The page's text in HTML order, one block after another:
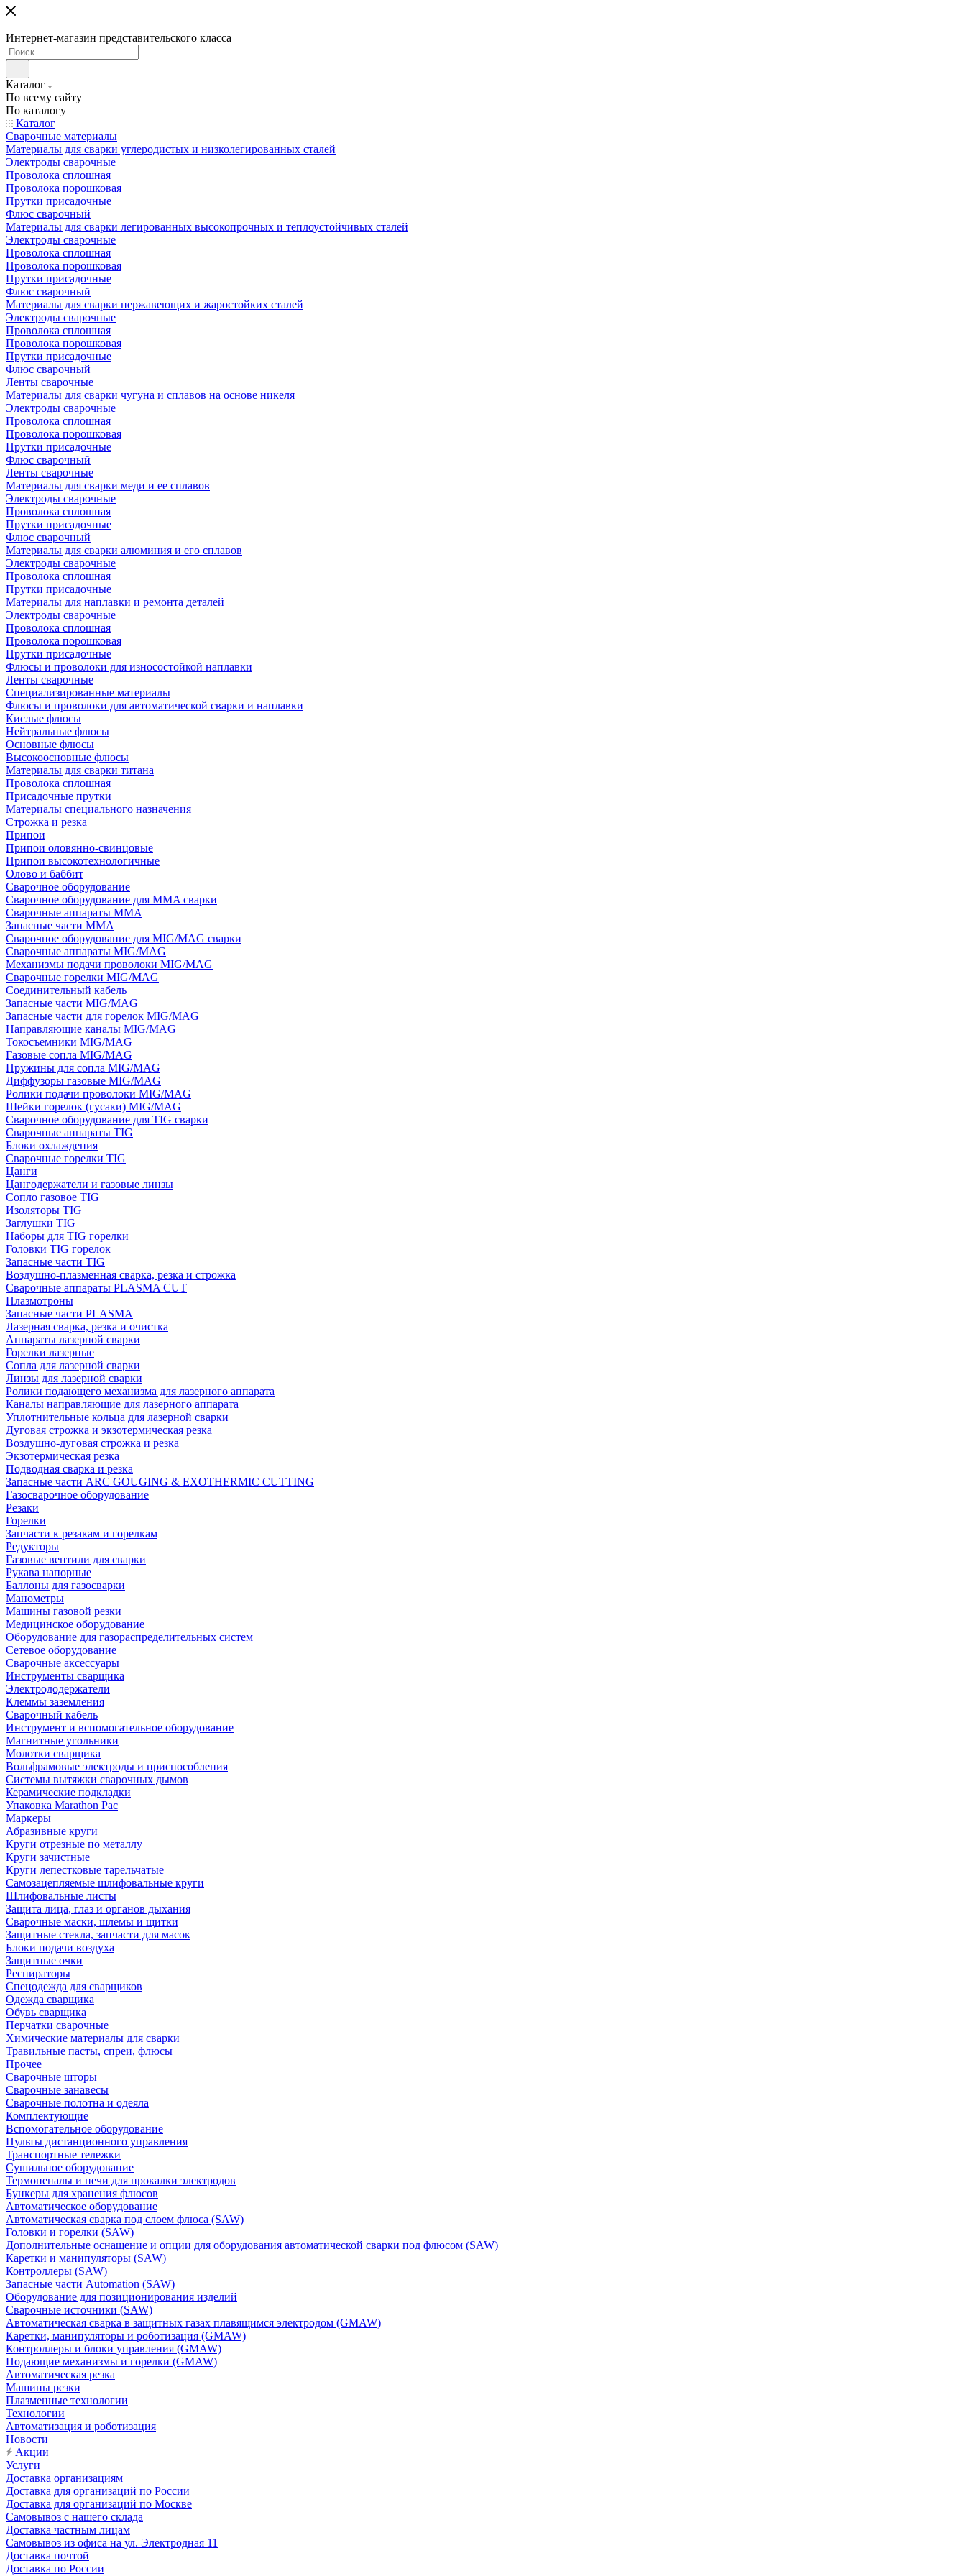
Интернет-магазин представительского класса
Каталог
По всему сайту
По каталогу
Каталог
Сварочные материалы
Материалы для сварки углеродистых и низколегированных сталей
Электроды сварочные
Проволока сплошная
Проволока порошковая
Прутки присадочные
Флюс сварочный
Материалы для сварки легированных высокопрочных и теплоустойчивых сталей
Электроды сварочные
Проволока сплошная
Проволока порошковая
Прутки присадочные
Флюс сварочный
Материалы для сварки нержавеющих и жаростойких сталей
Электроды сварочные
Проволока сплошная
Проволока порошковая
Прутки присадочные
Флюс сварочный
Ленты сварочные
Материалы для сварки чугуна и сплавов на основе никеля
Электроды сварочные
Проволока сплошная
Проволока порошковая
Прутки присадочные
Флюс сварочный
Ленты сварочные
Материалы для сварки меди и ее сплавов
Электроды сварочные
Проволока сплошная
Прутки присадочные
Флюс сварочный
Материалы для сварки алюминия и его сплавов
Электроды сварочные
Проволока сплошная
Прутки присадочные
Материалы для наплавки и ремонта деталей
Электроды сварочные
Проволока сплошная
Проволока порошковая
Прутки присадочные
Флюсы и проволоки для износостойкой наплавки
Ленты сварочные
Специализированные материалы
Флюсы и проволоки для автоматической сварки и наплавки
Кислые флюсы
Нейтральные флюсы
Основные флюсы
Высокоосновные флюсы
Материалы для сварки титана
Проволока сплошная
Присадочные прутки
Материалы специального назначения
Строжка и резка
Припои
Припои оловянно-свинцовые
Припои высокотехнологичные
Олово и баббит
Сварочное оборудование
Сварочное оборудование для MMA сварки
Сварочные аппараты MMA
Запасные части MMA
Сварочное оборудование для MIG/MAG сварки
Сварочные аппараты MIG/MAG
Механизмы подачи проволоки MIG/MAG
Сварочные горелки MIG/MAG
Соединительный кабель
Запасные части MIG/MAG
Запасные части для горелок MIG/MAG
Направляющие каналы MIG/MAG
Токосъемники MIG/MAG
Газовые сопла MIG/MAG
Пружины для сопла MIG/MAG
Диффузоры газовые MIG/MAG
Ролики подачи проволоки MIG/MAG
Шейки горелок (гусаки) MIG/MAG
Сварочное оборудование для TIG сварки
Сварочные аппараты TIG
Блоки охлаждения
Сварочные горелки TIG
Цанги
Цангодержатели и газовые линзы
Сопло газовое TIG
Изоляторы TIG
Заглушки TIG
Наборы для TIG горелки
Головки TIG горелок
Запасные части TIG
Воздушно-плазменная сварка, резка и строжка
Сварочные аппараты PLASMA CUT
Плазмотроны
Запасные части PLASMA
Лазерная сварка, резка и очистка
Аппараты лазерной сварки
Горелки лазерные
Сопла для лазерной сварки
Линзы для лазерной сварки
Ролики подающего механизма для лазерного аппарата
Каналы направляющие для лазерного аппарата
Уплотнительные кольца для лазерной сварки
Дуговая строжка и экзотермическая резка
Воздушно-дуговая строжка и резка
Экзотермическая резка
Подводная сварка и резка
Запасные части ARC GOUGING & EXOTHERMIC CUTTING
Газосварочное оборудование
Резаки
Горелки
Запчасти к резакам и горелкам
Редукторы
Газовые вентили для сварки
Рукава напорные
Баллоны для газосварки
Манометры
Машины газовой резки
Медицинское оборудование
Оборудование для газораспределительных систем
Сетевое оборудование
Сварочные аксессуары
Инструменты сварщика
Электрододержатели
Клеммы заземления
Сварочный кабель
Инструмент и вспомогательное оборудование
Магнитные угольники
Молотки сварщика
Вольфрамовые электроды и приспособления
Системы вытяжки сварочных дымов
Керамические подкладки
Упаковка Marathon Pac
Маркеры
Абразивные круги
Круги отрезные по металлу
Круги зачистные
Круги лепестковые тарельчатые
Самозацепляемые шлифовальные круги
Шлифовальные листы
Защита лица, глаз и органов дыхания
Сварочные маски, шлемы и щитки
Защитные стекла, запчасти для масок
Блоки подачи воздуха
Защитные очки
Респираторы
Спецодежда для сварщиков
Одежда сварщика
Обувь сварщика
Перчатки сварочные
Химические материалы для сварки
Травильные пасты, спреи, флюсы
Прочее
Сварочные шторы
Сварочные занавесы
Сварочные полотна и одеяла
Комплектующие
Вспомогательное оборудование
Пульты дистанционного управления
Транспортные тележки
Сушильное оборудование
Термопеналы и печи для прокалки электродов
Бункеры для хранения флюсов
Автоматическое оборудование
Автоматическая сварка под слоем флюса (SAW)
Головки и горелки (SAW)
Дополнительные оснащение и опции для оборудования автоматической сварки под флюсом (SAW)
Каретки и манипуляторы (SAW)
Контроллеры (SAW)
Запасные части Automation (SAW)
Оборудование для позиционирования изделий
Сварочные источники (SAW)
Автоматическая сварка в защитных газах плавящимся электродом (GMAW)
Каретки, манипуляторы и роботизация (GMAW)
Контроллеры и блоки управления (GMAW)
Подающие механизмы и горелки (GMAW)
Автоматическая резка
Машины резки
Плазменные технологии
Технологии
Автоматизация и роботизация
Новости
Акции
Услуги
Доставка организациям
Доставка для организаций по России
Доставка для организаций по Москве
Самовывоз с нашего склада
Доставка частным лицам
Самовывоз из офиса на ул. Электродная 11
Доставка почтой
Доставка по России